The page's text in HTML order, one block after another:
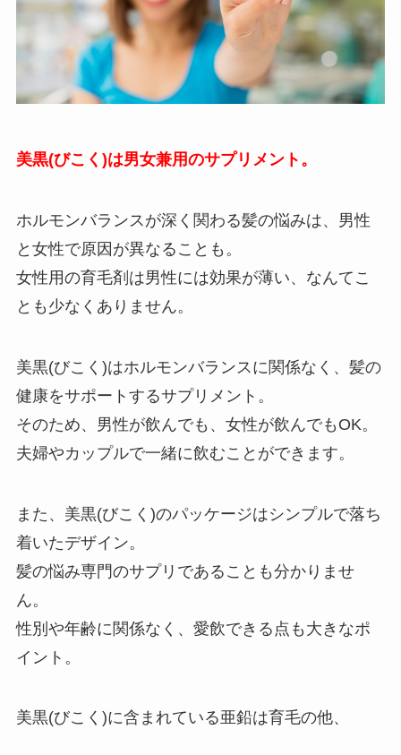
美黒(びこく)は男女兼用のサプリメント。
ホルモンバランスが深く関わる髪の悩みは、男性
と女性で原因が異なることも。
女性用の育毛剤は男性には効果が薄い、なんてこ
とも少なくありません。
美黒(びこく)はホルモンバランスに関係なく、髪の
健康をサポートするサプリメント。
そのため、男性が飲んでも、女性が飲んでもOK。
夫婦やカップルで一緒に飲むことができます。
また、美黒(びこく)のパッケージはシンプルで落ち
着いたデザイン。
髪の悩み専門のサプリであることも分かりませ
ん。
性別や年齢に関係なく、愛飲できる点も大きなポ
イント。
美黒(びこく)に含まれている亜鉛は育毛の他、